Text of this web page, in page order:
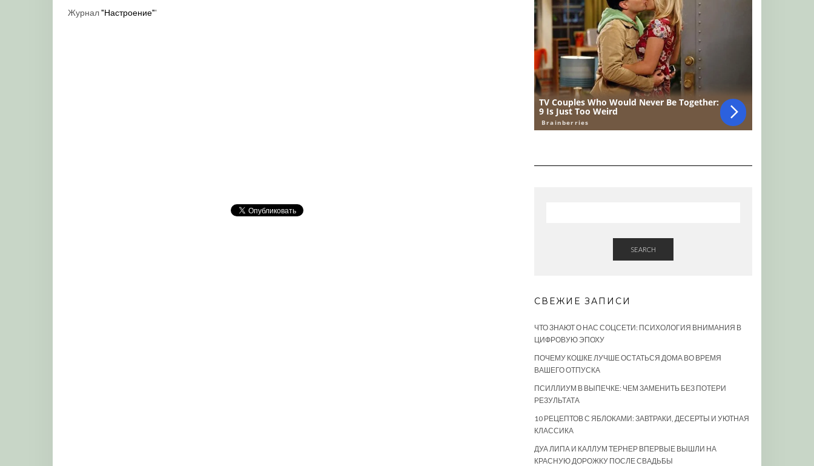
Журнал"Настроение"'
SEARCH
СВЕЖИЕ ЗАПИСИ
ЧТО ЗНАЮТ О НАС СОЦСЕТИ: ПСИХОЛОГИЯ ВНИМАНИЯ В
ЦИФРОВУЮ ЭПОХУ
ПОЧЕМУ КОШКЕ ЛУЧШЕ ОСТАТЬСЯ ДОМА ВО ВРЕМЯ
ВАШЕГО ОТПУСКА
ПСИЛЛИУМ В ВЫПЕЧКЕ: ЧЕМ ЗАМЕНИТЬ БЕЗ ПОТЕРИ
РЕЗУЛЬТАТА
10 РЕЦЕПТОВ С ЯБЛОКАМИ: ЗАВТРАКИ, ДЕСЕРТЫ И УЮТНАЯ
КЛАССИКА
ДУА ЛИПА И КАЛЛУМ ТЕРНЕР ВПЕРВЫЕ ВЫШЛИ НА
КРАСНУЮ ДОРОЖКУ ПОСЛЕ СВАДЬБЫ